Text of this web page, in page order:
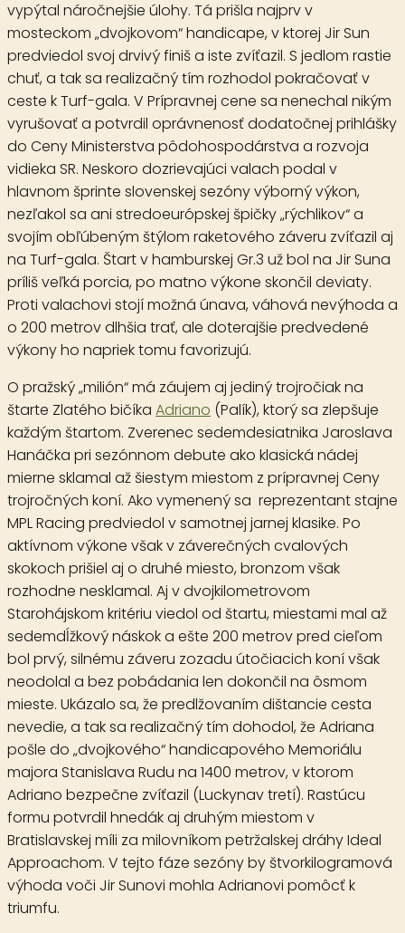
vypýtal náročnejšie úlohy. Tá prišla najprv v
mosteckom „dvojkovom“ handicape, v ktorej Jir Sun
predviedol svoj drvivý finiš a iste zvíťazil. S jedlom rastie
chuť, a tak sa realizačný tím rozhodol pokračovať v
ceste k Turf-gala. V Prípravnej cene sa nenechal nikým
vyrušovať a potvrdil oprávnenosť dodatočnej prihlášky
do Ceny Ministerstva pôdohospodárstva a rozvoja
vidieka SR. Neskoro dozrievajúci valach podal v
hlavnom šprinte slovenskej sezóny výborný výkon,
nezľakol sa ani stredoeurópskej špičky „rýchlikov“ a
svojím obľúbeným štýlom raketového záveru zvíťazil aj
na Turf-gala. Štart v hamburskej Gr.3 už bol na Jir Suna
príliš veľká porcia, po matno výkone skončil deviaty.
Proti valachovi stojí možná únava, váhová nevýhoda a
o 200 metrov dlhšia trať, ale doterajšie predvedené
výkony ho napriek tomu favorizujú.
O pražský „milión“ má záujem aj jediný trojročiak na
štarte Zlatého bičíka Adriano (Palík), ktorý sa zlepšuje
každým štartom. Zverenec sedemdesiatnika Jaroslava
Hanáčka pri sezónnom debute ako klasická nádej
mierne sklamal až šiestym miestom z prípravnej Ceny
trojročných koní. Ako vymenený sa reprezentant stajne
MPL Racing predviedol v samotnej jarnej klasike. Po
aktívnom výkone však v záverečných cvalových
skokoch prišiel aj o druhé miesto, bronzom však
rozhodne nesklamal. Aj v dvojkilometrovom
Starohájskom kritériu viedol od štartu, miestami mal až
sedemdĺžkový náskok a ešte 200 metrov pred cieľom
bol prvý, silnému záveru zozadu útočiacich koní však
neodolal a bez pobádania len dokončil na ôsmom
mieste. Ukázalo sa, že predlžovaním dištancie cesta
nevedie, a tak sa realizačný tím dohodol, že Adriana
pošle do „dvojkového“ handicapového Memoriálu
majora Stanislava Rudu na 1400 metrov, v ktorom
Adriano bezpečne zvíťazil (Luckynav tretí). Rastúcu
formu potvrdil hnedák aj druhým miestom v
Bratislavskej míli za milovníkom petržalskej dráhy Ideal
Approachom. V tejto fáze sezóny by štvorkilogramová
výhoda voči Jir Sunovi mohla Adrianovi pomôcť k
triumfu.